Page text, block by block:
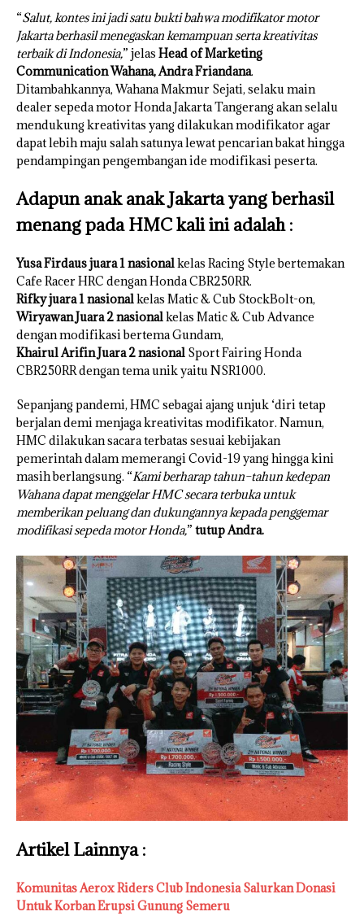
“Salut, kontes ini jadi satu bukti bahwa modifikator motor
Jakarta berhasil menegaskan kemampuan serta kreativitas
terbaik di Indonesia,” jelas Head of Marketing
Communication Wahana, Andra Friandana.
Ditambahkannya, Wahana Makmur Sejati, selaku main
dealer sepeda motor Honda Jakarta Tangerang akan selalu
mendukung kreativitas yang dilakukan modifikator agar
dapat lebih maju salah satunya lewat pencarian bakat hingga
pendampingan pengembangan ide modifikasi peserta.
Adapun anak anak Jakarta yang berhasil
menang pada HMC kali ini adalah :
Yusa Firdaus juara 1 nasionalkelas Racing Style bertemakan
Cafe Racer HRC dengan Honda CBR250RR.
Rifky juara 1 nasionalkelas Matic & Cub StockBolt-on,
Wiryawan Juara 2 nasionalkelas Matic & Cub Advance
dengan modifikasi bertema Gundam,
Khairul Arifin Juara 2 nasional Sport Fairing Honda
CBR250RR dengan tema unik yaitu NSR1000.
Sepanjang pandemi, HMC sebagai ajang unjuk ‘diri tetap
berjalan demi menjaga kreativitas modifikator. Namun,
HMC dilakukan sacara terbatas sesuai kebijakan
pemerintah dalam memerangi Covid-19 yang hingga kini
masih berlangsung. “Kami berharap tahun–tahun kedepan
Wahana dapat menggelar HMC secara terbuka untuk
memberikan peluang dan dukungannya kepada penggemar
modifikasi sepeda motor Honda,” tutup Andra.
Artikel Lainnya :
Komunitas Aerox Riders Club Indonesia Salurkan Donasi
Untuk Korban Erupsi Gunung Semeru